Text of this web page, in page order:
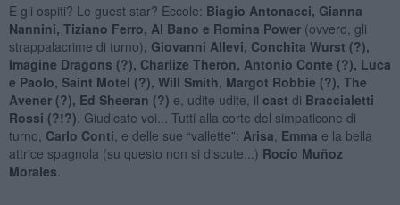
E gli ospiti? Le guest star? Eccole: Biagio Antonacci, Gianna
Nannini, Tiziano Ferro, Al Bano e Romina Power (ovvero, gli
strappalacrime di turno), Giovanni Allevi, Conchita Wurst (?),
Imagine Dragons (?), Charlize Theron, Antonio Conte (?), Luca
e Paolo, Saint Motel (?), Will Smith, Margot Robbie (?), The
Avener (?), Ed Sheeran (?) e, udite udite, il cast di Braccialetti
Rossi (?!?) . Giudicate voi... Tutti alla corte del simpaticone di
turno, Carlo Conti , e delle sue “vallette”: Arisa Emma e la bella
attrice spagnola (su questo non si discute...) Rocío Muñoz
Morales